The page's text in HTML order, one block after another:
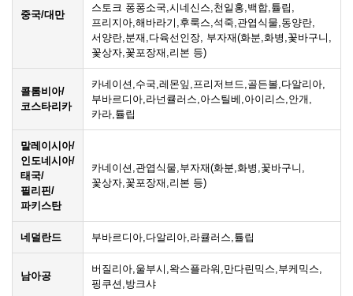
중국/대만
스토크 퐁퐁소국,시네신스,천일홍,백합,튤립,
프리지아,해바라기,후룩스,석죽,관엽식물,동양란,
서양란,분재,다육선인장, 부자재(화분,화병,꽃바구니,
꽃상자,꽃포장재,리본 등)
콜롬비아/
코스타리카
카네이션,수국,레몬잎,프리저브드,골든볼,다알리아,
부바르디아,라넌큘러스,아스틸베,아이리스,안개,
카라,튤립
말레이시아/
인도네시아/
태국/
필리핀/
파키스탄
카네이션,관엽식물,부자재(화분,화병,꽃바구니,
꽃상자,꽃포장재,리본 등)
네덜란드 부바르디아,다알리아,라큘러스,튤립
남아공
버질리아,울부시,왁스플라워,만다린믹스,부케믹스,
핑쿠션,방크샤